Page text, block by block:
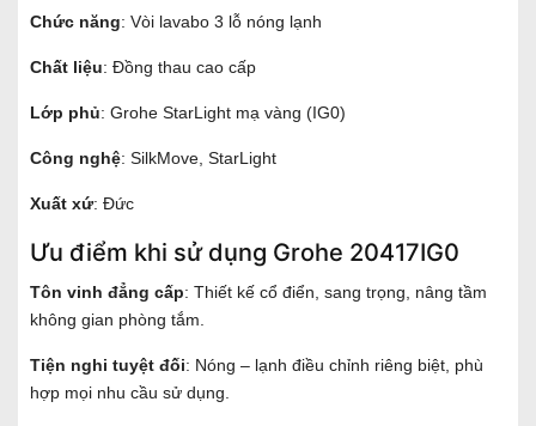
Chức năng: Vòi lavabo 3 lỗ nóng lạnh
Chất liệu: Đồng thau cao cấp
Lớp phủ: Grohe StarLight mạ vàng (IG0)
Công nghệ: SilkMove, StarLight
Xuất xứ: Đức
Ưu điểm khi sử dụng Grohe 20417IG0
Tôn vinh đẳng cấp: Thiết kế cổ điển, sang trọng, nâng tầm
không gian phòng tắm.
Tiện nghi tuyệt đối: Nóng – lạnh điều chỉnh riêng biệt, phù
hợp mọi nhu cầu sử dụng.